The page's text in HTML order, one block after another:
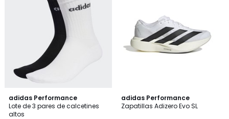
adidas Performance
Lote de 3 pares de calcetines
altos
4,9
/ 5
adidas Performance
Zapatillas Adizero Evo SL
4,8
/ 5
2
Colores